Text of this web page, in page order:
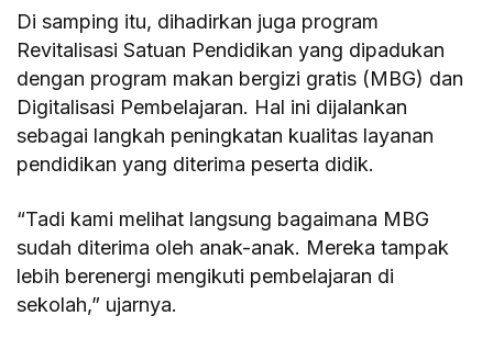
Di samping itu, dihadirkan juga program
Revitalisasi Satuan Pendidikan yang dipadukan
dengan program makan bergizi gratis (MBG) dan
Digitalisasi Pembelajaran. Hal ini dijalankan
sebagai langkah peningkatan kualitas layanan
pendidikan yang diterima peserta didik.
“Tadi kami melihat langsung bagaimana MBG
sudah diterima oleh anak-anak. Mereka tampak
lebih berenergi mengikuti pembelajaran di
sekolah,” ujarnya.